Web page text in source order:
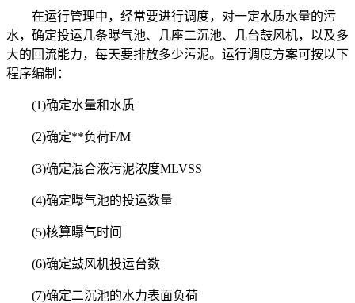
在运行管理中，经常要进行调度，对一定水质水量的污
水，确定投运几条曝气池、几座二沉池、几台鼓风机，以及多
大的回流能力，每天要排放多少污泥。运行调度方案可按以下
程序编制：
(1)确定水量和水质
(2)确定**负荷F/M
(3)确定混合液污泥浓度MLVSS
(4)确定曝气池的投运数量
(5)核算曝气时间
(6)确定鼓风机投运台数
(7)确定二沉池的水力表面负荷